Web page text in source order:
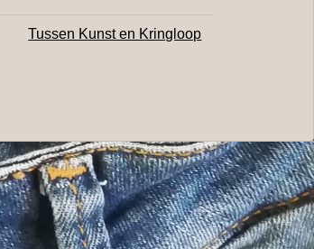
Tussen Kunst en Kringloop